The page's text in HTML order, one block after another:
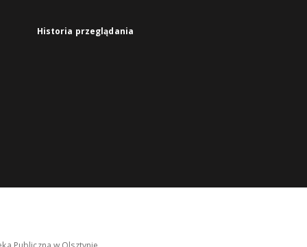
Historia przeglądania